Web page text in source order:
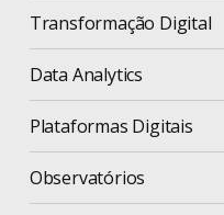
Transformação Digital
Data Analytics
Plataformas Digitais
Observatórios